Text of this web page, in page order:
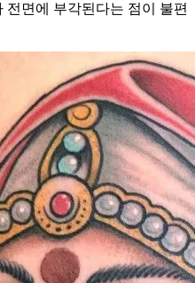
면에 부각된다는 점이 불편